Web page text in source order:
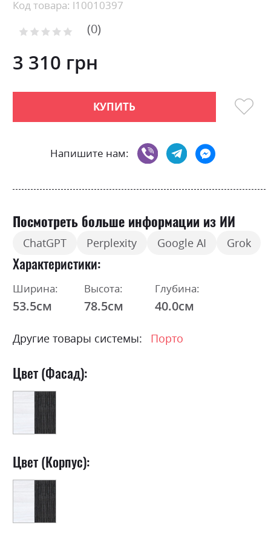
the
of
the
gallery
Код товара: l10010397
Рейтинг: 0
3 310 грн
КУПИТЬ
Напишите нам:
Посмотреть больше информации из ИИ
ChatGPT Perplexity Google AI Grok
Характеристики
Ширина:
53.5см
Высота:
78.5см
Глубина:
40.0см
Другие товары системы: Порто
Цвет (Фасад):
Цвет (Корпус):